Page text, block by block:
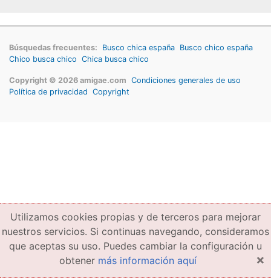
Búsquedas frecuentes: Busco chica españa Busco chico españa
Chico busca chico Chica busca chico
Copyright © 2026 amigae.com Condiciones generales de uso
Política de privacidad Copyright
Utilizamos cookies propias y de terceros para mejorar
nuestros servicios. Si continuas navegando, consideramos
que aceptas su uso. Puedes cambiar la configuración u
obtener más información aquí ×